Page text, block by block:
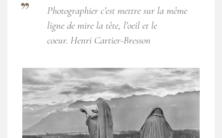
Photographier c’est mettre sur la même
ligne de mire la tête, l’oeil et le
coeur. Henri Cartier-Bresson